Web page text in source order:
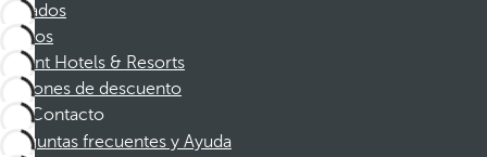
Afiliados
Socios
Dorint Hotels & Resorts
Cupones de descuento
Contacto
Preguntas frecuentes y Ayuda